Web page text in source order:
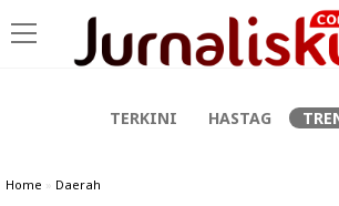
TERKINI HASTAG
Home » Daerah